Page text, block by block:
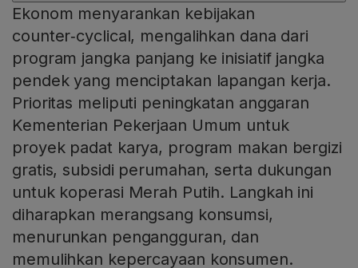
Ekonom menyarankan kebijakan
counter‑cyclical, mengalihkan dana dari
program jangka panjang ke inisiatif jangka
pendek yang menciptakan lapangan kerja.
Prioritas meliputi peningkatan anggaran
Kementerian Pekerjaan Umum untuk
proyek padat karya, program makan bergizi
gratis, subsidi perumahan, serta dukungan
untuk koperasi Merah Putih. Langkah ini
diharapkan merangsang konsumsi,
menurunkan pengangguran, dan
memulihkan kepercayaan konsumen.